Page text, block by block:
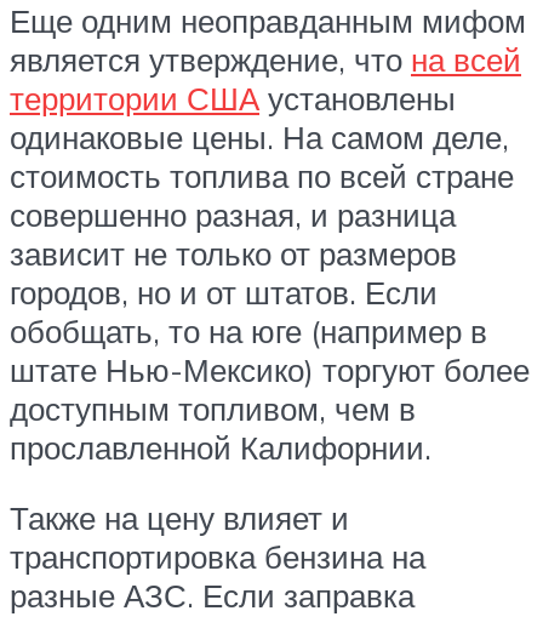
Еще одним неоправданным мифом
является утверждение, что на всей
территории США установлены
одинаковые цены. На самом деле,
стоимость топлива по всей стране
совершенно разная, и разница
зависит не только от размеров
городов, но и от штатов. Если
обобщать, то на юге (например в
штате Нью-Мексико) торгуют более
доступным топливом, чем в
прославленной Калифорнии.
Также на цену влияет и
транспортировка бензина на
разные АЗС. Если заправка